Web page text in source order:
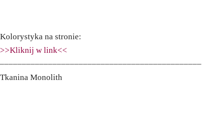
Kolorystyka na stronie:
>>Kliknij w link<<
––––––––––––––––––––––––––––––––––––––––––––––
Tkanina Monolith